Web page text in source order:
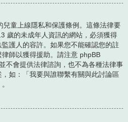
兒童上線隱私和保護條例。這條法律要
歲的未成年人資訊的網站，必須獲得
護人的容許。如果您不能確認您的註
師以獲得援助。請注意 phpBB
不會提供法律諮詢，也不為各種法律事
如：「我要與誰聯繫有關與此討論區